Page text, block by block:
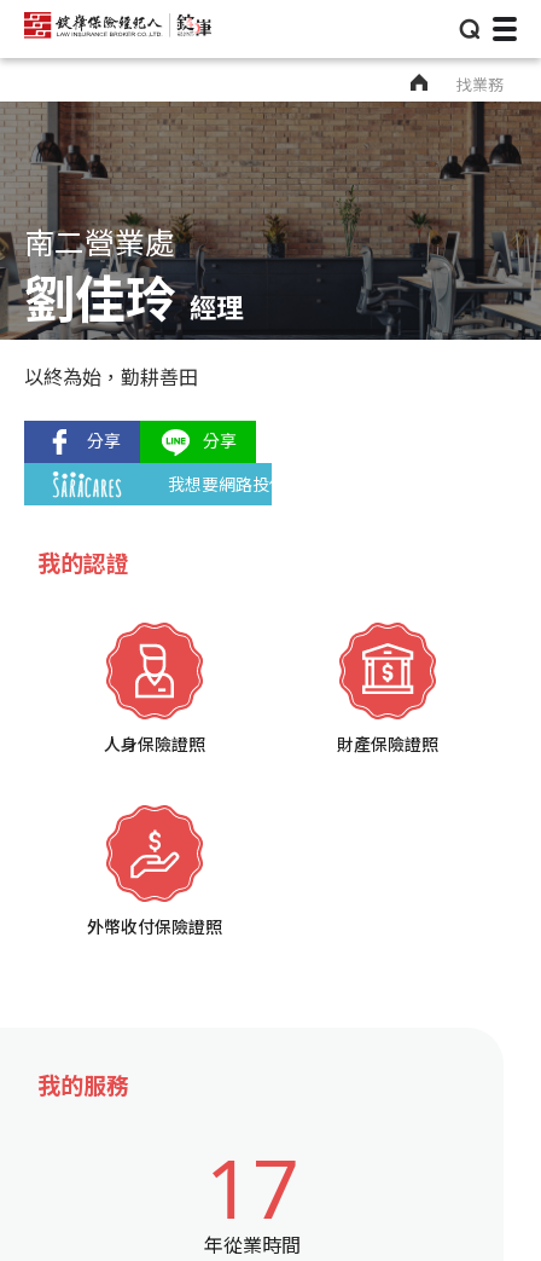
⌕
找業務
南二營業處
劉佳玲 經理
以終為始，勤耕善田
我想要網路投保
我的認證
人身保險證照 財產保險證照
外幣收付保險證照
我的服務
17
年從業時間